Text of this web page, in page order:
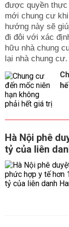
được quyền
mới chung cư
hướng này sẽ
đi đôi với xác
hữu nhà chung
lại nhà chung cư.
Hà Nội phê
tỷ của liên